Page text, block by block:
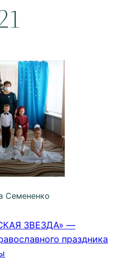
Семененко
ЗВЕЗДА» —
праздника